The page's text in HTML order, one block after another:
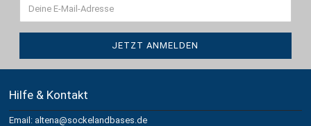
Hilfe & Kontakt
Email: altena@sockelandbases.de